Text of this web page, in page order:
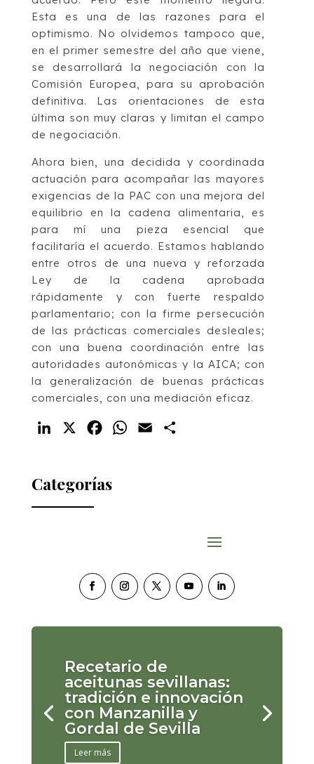
Esta es una de las razones para el
optimismo. No olvidemos tampoco que,
en el primer semestre del año que viene,
se desarrollará la negociación con la
Comisión Europea, para su aprobación
definitiva. Las orientaciones de esta
última son muy claras y limitan el campo
de negociación.
Ahora bien, una decidida y coordinada
actuación para acompañar las mayores
exigencias de la PAC con una mejora del
equilibrio en la cadena alimentaria, es
para mí una pieza esencial que
facilitaría el acuerdo. Estamos hablando
entre otros de una nueva y reforzada
Ley de la cadena aprobada
rápidamente y con fuerte respaldo
parlamentario; con la firme persecución
de las prácticas comerciales desleales;
con una buena coordinación entre las
autoridades autonómicas y la AICA; con
la generalización de buenas prácticas
comerciales, con una mediación eficaz.
LinkedIn FacebookWhatsApp
Email
Categorías
Recetario de
aceitunas sevillanas:
tradición e innovación
con Manzanilla y
Gordal de Sevilla
Leer más